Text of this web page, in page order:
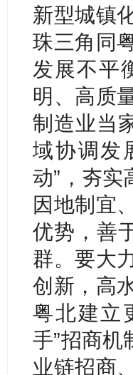
新型城镇
珠三角同
发展不平
明、高质
制造业当
域协调发
动”，夯实
因地制宜
优势，善
群。要大
创新，高
粤北建立
手”招商机
业链招商